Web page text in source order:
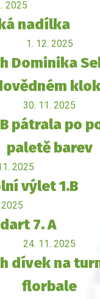
2025
nadílka
1. 12. 2025
Dominika
30. 11. 2025
pátrala po
paletě barev
2025
výlet 1.B
7. A
24. 11. 2025
dívek na
florbale